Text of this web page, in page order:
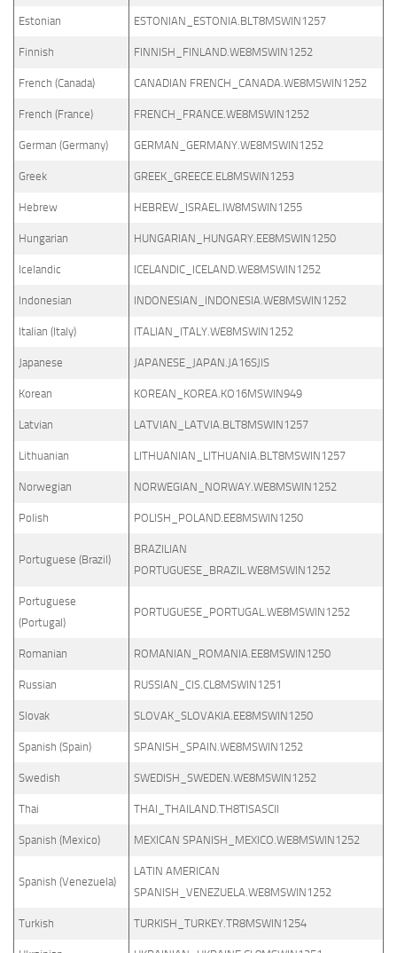
Estonian ESTONIAN_ESTONIA.BLT8MSWIN1257
Finnish FINNISH_FINLAND.WE8MSWIN1252
French (Canada) CANADIAN FRENCH_CANADA.WE8MSWIN1252
French (France) FRENCH_FRANCE.WE8MSWIN1252
German (Germany) GERMAN_GERMANY.WE8MSWIN1252
Greek GREEK_GREECE.EL8MSWIN1253
Hebrew HEBREW_ISRAEL.IW8MSWIN1255
Hungarian HUNGARIAN_HUNGARY.EE8MSWIN1250
Icelandic ICELANDIC_ICELAND.WE8MSWIN1252
Indonesian INDONESIAN_INDONESIA.WE8MSWIN1252
Italian (Italy) ITALIAN_ITALY.WE8MSWIN1252
Japanese JAPANESE_JAPAN.JA16SJIS
Korean KOREAN_KOREA.KO16MSWIN949
Latvian LATVIAN_LATVIA.BLT8MSWIN1257
Lithuanian LITHUANIAN_LITHUANIA.BLT8MSWIN1257
Norwegian NORWEGIAN_NORWAY.WE8MSWIN1252
Polish POLISH_POLAND.EE8MSWIN1250
Portuguese (Brazil)
BRAZILIAN
PORTUGUESE_BRAZIL.WE8MSWIN1252
Portuguese
(Portugal)
PORTUGUESE_PORTUGAL.WE8MSWIN1252
Romanian ROMANIAN_ROMANIA.EE8MSWIN1250
Russian RUSSIAN_CIS.CL8MSWIN1251
Slovak SLOVAK_SLOVAKIA.EE8MSWIN1250
Spanish (Spain) SPANISH_SPAIN.WE8MSWIN1252
Swedish SWEDISH_SWEDEN.WE8MSWIN1252
Thai THAI_THAILAND.TH8TISASCII
Spanish (Mexico) MEXICAN SPANISH_MEXICO.WE8MSWIN1252
Spanish (Venezuela)
LATIN AMERICAN
SPANISH_VENEZUELA.WE8MSWIN1252
Turkish TURKISH_TURKEY.TR8MSWIN1254